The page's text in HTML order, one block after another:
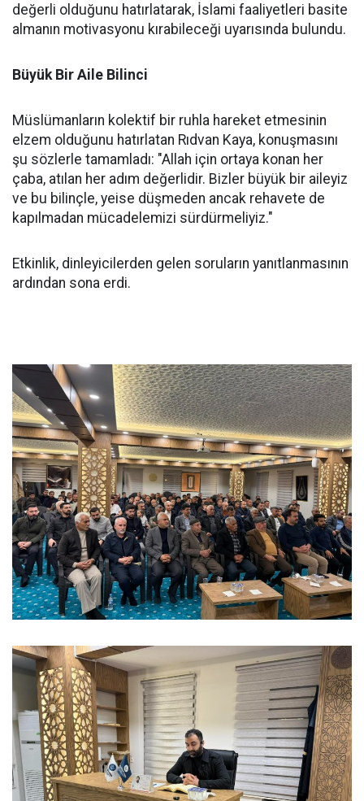
değerli olduğunu hatırlatarak, İslami faaliyetleri basite
almanın motivasyonu kırabileceği uyarısında bulundu.
Büyük Bir Aile Bilinci
Müslümanların kolektif bir ruhla hareket etmesinin
elzem olduğunu hatırlatan Rıdvan Kaya, konuşmasını
şu sözlerle tamamladı: "Allah için ortaya konan her
çaba, atılan her adım değerlidir. Bizler büyük bir aileyiz
ve bu bilinçle, yeise düşmeden ancak rehavete de
kapılmadan mücadelemizi sürdürmeliyiz."
Etkinlik, dinleyicilerden gelen soruların yanıtlanmasının
ardından sona erdi.